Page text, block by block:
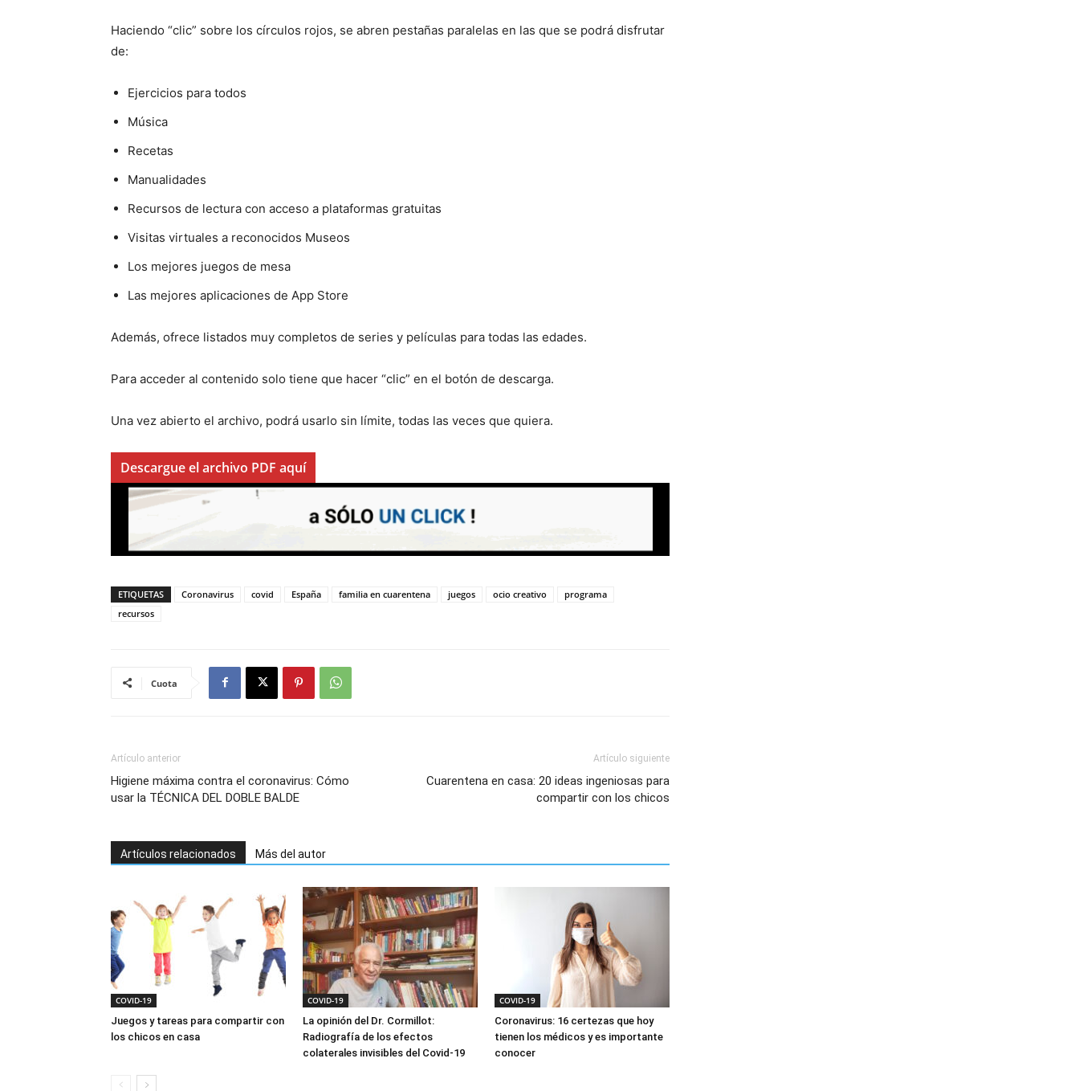
Haciendo “clic” sobre los círculos rojos, se abren pestañas paralelas en las que se podrá disfrutar
de:
Ejercicios para todos
Música
Recetas
Manualidades
Recursos de lectura con acceso a plataformas gratuitas
Visitas virtuales a reconocidos Museos
Los mejores juegos de mesa
Las mejores aplicaciones de App Store
Además, ofrece listados muy completos de series y películas para todas las edades.
Para acceder al contenido solo tiene que hacer “clic” en el botón de descarga.
Una vez abierto el archivo, podrá usarlo sin límite, todas las veces que quiera.
Descargue el archivo PDF aquí
ETIQUETAS Coronavirus covid España familia en cuarentena juegos ocio creativo
programa
recursos
Cuota
Artículo anterior
Higiene máxima contra el coronavirus: Cómo
usar la TÉCNICA DEL DOBLE BALDE
Artículo siguiente
Cuarentena en casa: 20 ideas ingeniosas para
compartir con los chicos
Artículos relacionados Más del autor
COVID-19
Juegos y tareas para compartir con
los chicos en casa
COVID-19
La opinión del Dr. Cormillot:
Radiografía de los efectos
colaterales invisibles del Covid-19
COVID-19
Coronavirus: 16 certezas que hoy
tienen los médicos y es importante
conocer